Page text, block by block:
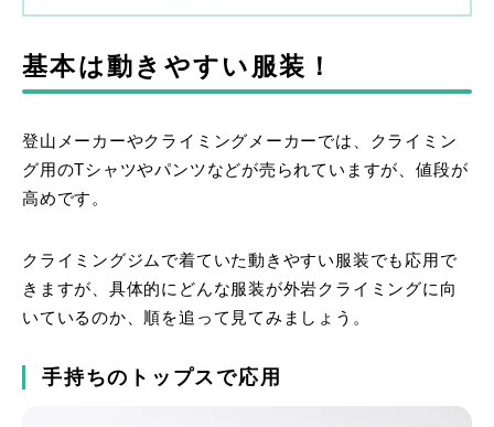
基本は動きやすい服装！
登山メーカーやクライミングメーカーでは、クライミン
グ用のTシャツやパンツなどが売られていますが、値段が
高めです。
クライミングジムで着ていた動きやすい服装でも応用で
きますが、具体的にどんな服装が外岩クライミングに向
いているのか、順を追って見てみましょう。
手持ちのトップスで応用